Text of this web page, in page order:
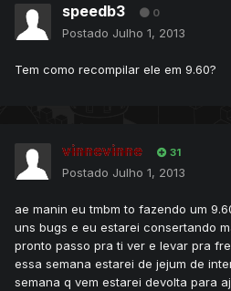
speedb3 0
Postado Julho 1, 2013
Tem como recompilar ele em 9.60?
vinnevinne 31
Postado Julho 1, 2013
ae manin eu tmbm to fazendo um
uns bugs e eu estarei consertando
pronto passo pra ti ver e levar pra
essa semana estarei de jejum de
semana q vem estarei devolta para